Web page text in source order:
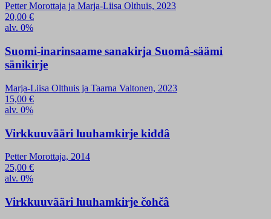
Petter Morottaja ja Marja-Liisa Olthuis, 2023
20,00 €
alv. 0%
Suomi-inarinsaame sanakirja Suomâ-säämi
sänikirje
Marja-Liisa Olthuis ja Taarna Valtonen, 2023
15,00 €
alv. 0%
Virkkuuvääri luuhamkirje kiđđâ
Petter Morottaja, 2014
25,00 €
alv. 0%
Virkkuuvääri luuhamkirje čohčâ